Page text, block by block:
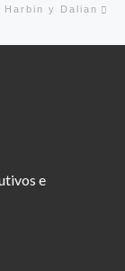
y Dalian
e